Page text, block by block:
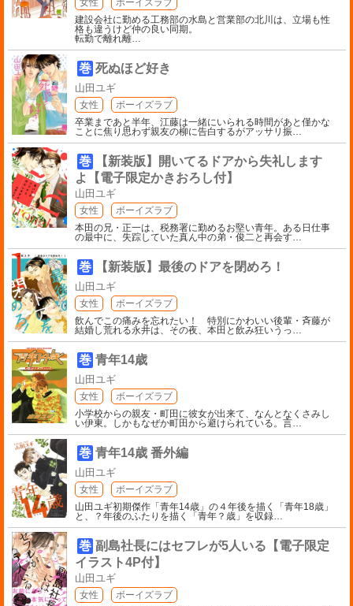
女性
ボーイズラブ
建設会社に勤める工務部の水島と営業部の北川は、立場も性
格も違うけど仲の良い同期。
転勤で離れ離…
巻 死ぬほど好き
山田ユギ
女性
ボーイズラブ
卒業まであと半年、江藤は一緒にいられる時間があと僅かな
ことに焦り思わず親友の柳に告白するがアッサリ振…
巻
【新装版】開いてるドアから失礼します
よ【電子限定かきおろし付】
山田ユギ
女性
ボーイズラブ
本田の兄・正一は、税務署に勤めるお堅い青年。ある日仕事
の最中に、失踪していた真ん中の弟・俊二と再会す…
巻 【新装版】最後のドアを閉めろ！
山田ユギ
女性
ボーイズラブ
飲んでこの痛みを忘れたい！ 特別にかわいい後輩・斉藤が
結婚し荒れる永井は、その夜、本田と飲み狂いうっ…
巻 青年14歳
山田ユギ
女性
ボーイズラブ
小学校からの親友・町田に彼女が出来て、なんとなくさみし
い伊東。しかもなぜか町田から避けられている。言…
巻 青年14歳 番外編
山田ユギ
女性
ボーイズラブ
山田ユギ初期傑作「青年14歳」の４年後を描く「青年18歳」
と、？年後のふたりを描く「青年？歳」を収録…
巻 副島社長にはセフレが5人いる【電子限定
イラスト4P付】
山田ユギ
女性
ボーイズラブ